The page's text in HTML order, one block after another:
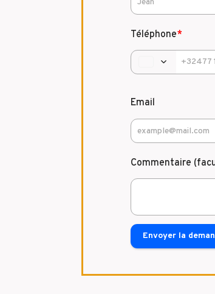
Téléphone*
Email
Commentaire
Envoyer la